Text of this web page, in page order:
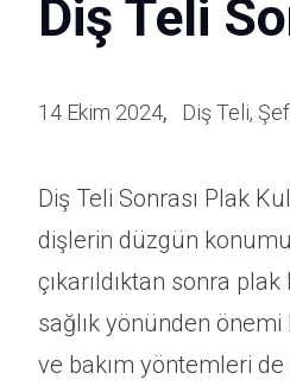
Diş Teli
14 Ekim 2024 Diş Teli,
Diş Teli Sonrası Plak
dişlerin düzgün
çıkarıldıktan sonra
sağlık yönünden
ve bakım yöntemleri de